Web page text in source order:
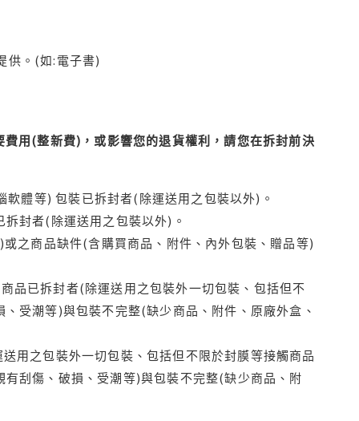
供。(如:電子書)
用(整新費)，或影響您的退貨權利，請您在拆封前決
體等) 包裝已拆封者(除運送用之包裝以外)。
封者(除運送用之包裝以外)。
之商品缺件(含購買商品、附件、內外包裝、贈品等)
品已拆封者(除運送用之包裝外一切包裝、包括但不
受潮等)與包裝不完整(缺少商品、附件、原廠外盒、
用之包裝外一切包裝、包括但不限於封膜等接觸商品
刮傷、破損、受潮等)與包裝不完整(缺少商品、附